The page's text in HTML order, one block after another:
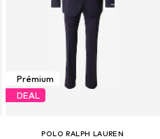
Prémium
DEAL
POLO RALPH LAUREN